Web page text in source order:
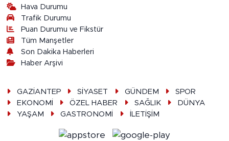
Hava Durumu
Trafik Durumu
Puan Durumu ve Fikstür
Tüm Manşetler
Son Dakika Haberleri
Haber Arşivi
GAZİANTEP SİYASET GÜNDEM
SPOR
EKONOMİ
ÖZEL HABER SAĞLIK
DÜNYA
YAŞAM
GASTRONOMİ İLETİŞİM